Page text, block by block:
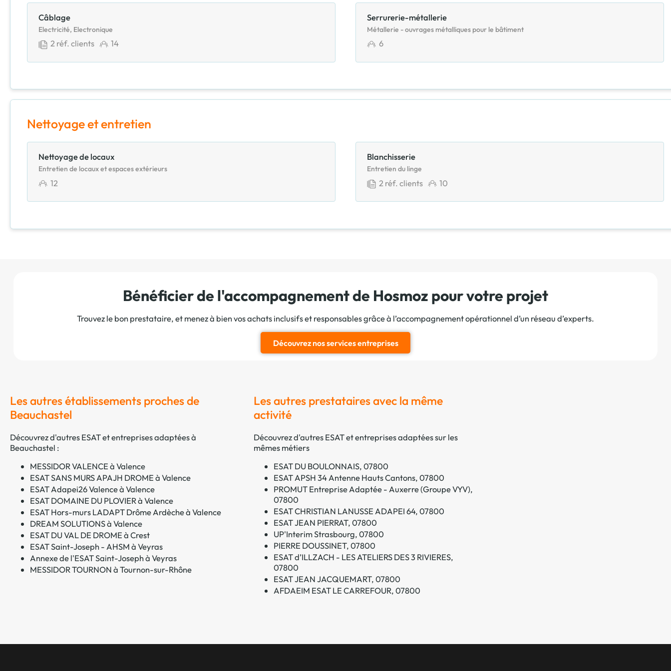
Câblage
Electricité, Electronique
2réf. clients 14
Serrurerie-métallerie
Métallerie - ouvrages métalliques pour le bâtiment
6
Nettoyage et entretien
Nettoyage de locaux
Entretien de locaux et espaces extérieurs
12
Blanchisserie
Entretien du linge
2 réf. clients 10
Bénéficier de l'accompagnement de Hosmoz pour votre projet
Trouvez le bon prestataire, et menez à bien vos achats inclusifs et responsables grâce à l’accompagnement opérationnel d’un réseau d’experts.
Découvrez nos services entreprises
Les autres établissements proches de
Beauchastel
Découvrez d'autres ESAT et entreprises adaptées à
Beauchastel :
MESSIDOR VALENCE à Valence
ESAT SANS MURS APAJH DROME à Valence
ESAT Adapei26 Valence à Valence
ESAT DOMAINE DU PLOVIER à Valence
ESAT Hors-murs LADAPT Drôme Ardèche à Valence
DREAM SOLUTIONS à Valence
ESAT DU VAL DE DROME à Crest
ESAT Saint-Joseph - AHSM à Veyras
Annexe de l'ESAT Saint-Joseph à Veyras
MESSIDOR TOURNON à Tournon-sur-Rhône
Les autres prestataires avec la même
activité
Découvrez d'autres ESAT et entreprises adaptées sur les
mêmes métiers
ESAT DU BOULONNAIS, 07800
ESAT APSH 34 Antenne Hauts Cantons, 07800
PROMUT Entreprise Adaptée - Auxerre (Groupe VYV),
07800
ESAT CHRISTIAN LANUSSE ADAPEI 64, 07800
ESAT JEAN PIERRAT, 07800
UP'Interim Strasbourg, 07800
PIERRE DOUSSINET, 07800
ESAT d’ILLZACH - LES ATELIERS DES 3 RIVIERES,
07800
ESAT JEAN JACQUEMART, 07800
AFDAEIM ESAT LE CARREFOUR, 07800